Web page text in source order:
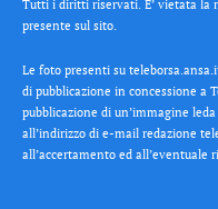
Tutti i diritti riservati. E’ vietata la
presente sul sito.
Le foto presenti su
di pubblicazione in concessione a
pubblicazione di un’immagine
all’indirizzo di e-mail redazione
all’accertamento ed all’eventuale